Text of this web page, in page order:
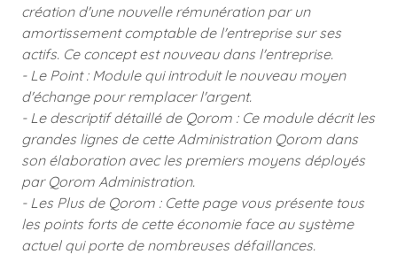
création d'une nouvelle rémunération par un
amortissement comptable de l'entreprise sur ses
actifs. Ce concept est nouveau dans l'entreprise.
- Le Point : Module qui introduit le nouveau moyen
d'échange pour remplacer l'argent.
- Le descriptif détaillé de Qorom : Ce module décrit les
grandes lignes de cette Administration Qorom dans
son élaboration avec les premiers moyens déployés
par Qorom Administration.
- Les Plus de Qorom : Cette page vous présente tous
les points forts de cette économie face au système
actuel qui porte de nombreuses défaillances.